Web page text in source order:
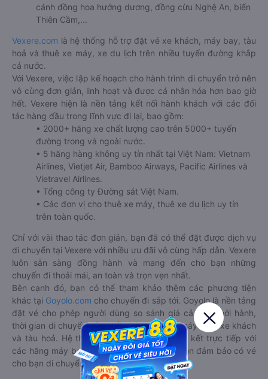
cánh đồng hoa hướng dương, đồng cừu Nghệ An, biển
Thiên Cầm,...
Vexere.com là hệ thống hỗ trợ đặt vé xe khách, máy bay, tàu
hoả và thuê xe máy, xe du lịch trên nhiều tuyến đường khắp
cả nước.
Với Vexere, việc lập kế hoạch cho hành trình di chuyển trở nên
vô cùng đơn giản, linh hoạt và được cá nhân hóa hơn bao giờ
hết. Vexere hiện là nền tảng kết nối hành khách với các đối
tác hàng đầu trong lĩnh vực đi lại, bao gồm:
• 2000+ hãng xe chất lượng cao trên 5000+ tuyến
đường trong và ngoài nước.
• 5 hãng hàng không uy tín nhất tại Việt Nam: Vietnam
Airlines, Vietjet Air, Bamboo Airways, Pacific Airlines và
Vietravel Airlines.
• Tổng công ty Đường sắt Việt Nam.
• Các đơn vị cho thuê xe máy, thuê xe du lịch uy tín
trên toàn quốc.
Chỉ với vài thao tác đơn giản, bạn đã có thể đặt được dịch vụ
di chuyển tại Vexere với nhiều ưu đãi vô cùng hấp dẫn. Vexere
luôn sẵn sàng đồng hành và mang đến cho bạn những
chuyến đi thoải mái, an toàn và trọn vẹn nhất.
Bên cạnh đó, bạn có thể tham khảo thêm các phương tiện
khác tại Goyolo.com cho chuyến đi sắp tới. Goyolo là nền tảng
đặt vé cho phép người dùng so sánh giá cả, giờ khởi hành,
thời gian di chuyển của nhiều phương tiện máy bay, xe khách
và tàu hoả. Hệ thống của Goyolo được liên kết trực tiếp với
các hãng máy bay, xe khách và tàu hoả, luôn đảm bảo có vé
cho bạn di chuyển.